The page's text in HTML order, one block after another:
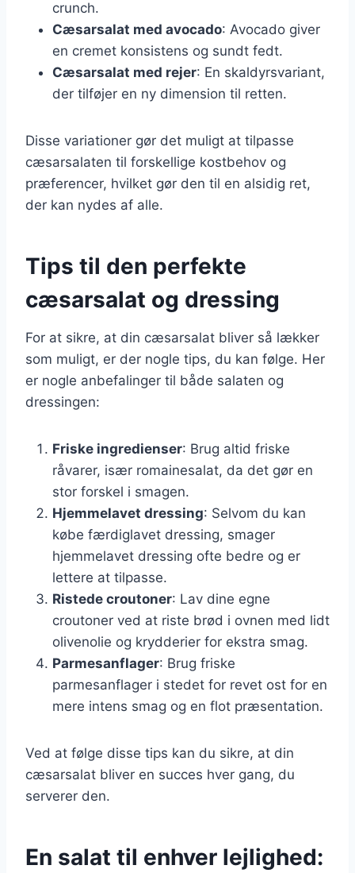
crunch.
Cæsarsalat med avocado: Avocado giver
en cremet konsistens og sundt fedt.
Cæsarsalat med rejer: En skaldyrsvariant,
der tilføjer en ny dimension til retten.
Disse variationer gør det muligt at tilpasse
cæsarsalaten til forskellige kostbehov og
præferencer, hvilket gør den til en alsidig ret,
der kan nydes af alle.
Tips til den perfekte
cæsarsalat og dressing
For at sikre, at din cæsarsalat bliver så lækker
som muligt, er der nogle tips, du kan følge. Her
er nogle anbefalinger til både salaten og
dressingen:
Friske ingredienser: Brug altid friske
råvarer, især romainesalat, da det gør en
stor forskel i smagen.
Hjemmelavet dressing: Selvom du kan
købe færdiglavet dressing, smager
hjemmelavet dressing ofte bedre og er
lettere at tilpasse.
Ristede croutoner: Lav dine egne
croutoner ved at riste brød i ovnen med lidt
olivenolie og krydderier for ekstra smag.
Parmesanflager: Brug friske
parmesanflager i stedet for revet ost for en
mere intens smag og en flot præsentation.
Ved at følge disse tips kan du sikre, at din
cæsarsalat bliver en succes hver gang, du
serverer den.
En salat til enhver lejlighed: